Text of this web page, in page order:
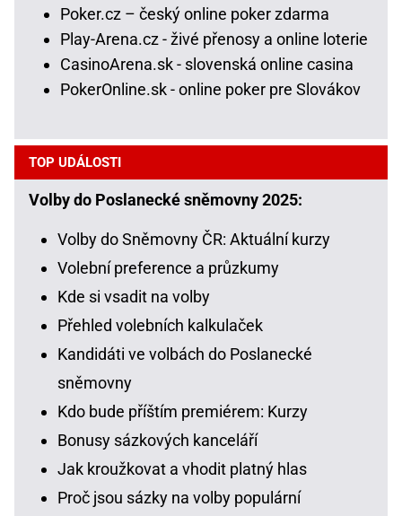
Poker.cz – český online poker zdarma
Play-Arena.cz - živé přenosy a online loterie
CasinoArena.sk - slovenská online casina
PokerOnline.sk - online poker pre Slovákov
TOP UDÁLOSTI
Volby do Poslanecké sněmovny 2025:
Volby do Sněmovny ČR: Aktuální kurzy
Volební preference a průzkumy
Kde si vsadit na volby
Přehled volebních kalkulaček
Kandidáti ve volbách do Poslanecké
sněmovny
Kdo bude příštím premiérem: Kurzy
Bonusy sázkových kanceláří
Jak kroužkovat a vhodit platný hlas
Proč jsou sázky na volby populární